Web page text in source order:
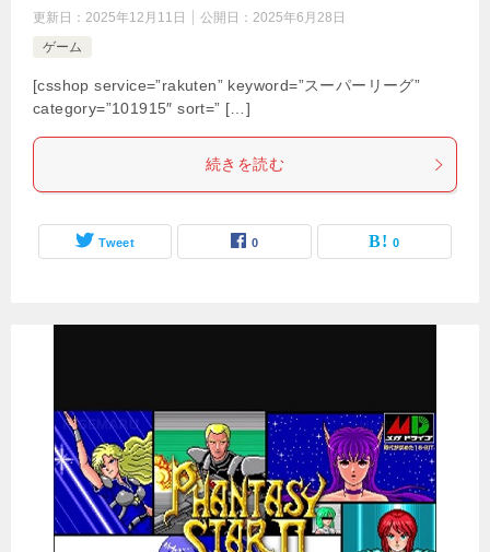
更新日： 2025年12月11日 公開日： 2025年6月28日
ゲーム
[csshop service=”rakuten” keyword=”スーパーリーグ”
category=”101915″ sort=” […]
続きを読む
Tweet 0 0